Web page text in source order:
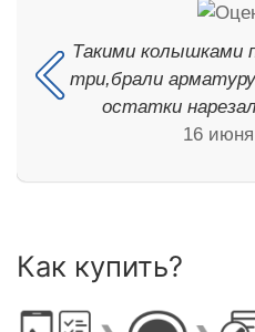
Такими колышками
три,брали
остатки
16 июня
Как купить?